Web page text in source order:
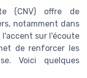
(CNV) offre de
notamment dans
l'accent sur l'écoute
de renforcer les
Voici quelques